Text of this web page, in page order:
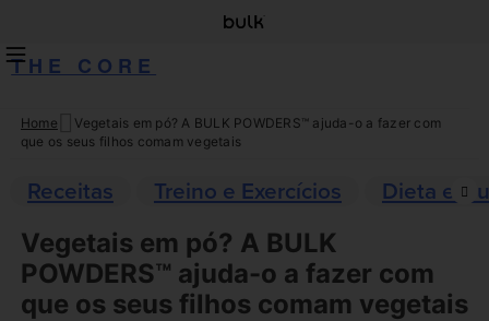
THE CORE
Skip
content
Home
Vegetais em pó? A BULK POWDERS™ ajuda-o a fazer com
que os seus filhos comam vegetais
Receitas Treino e Exercícios
Dieta e
Vegetais em pó? A BULK
POWDERS™ ajuda-o a fazer com
que os seus filhos comam vegetais